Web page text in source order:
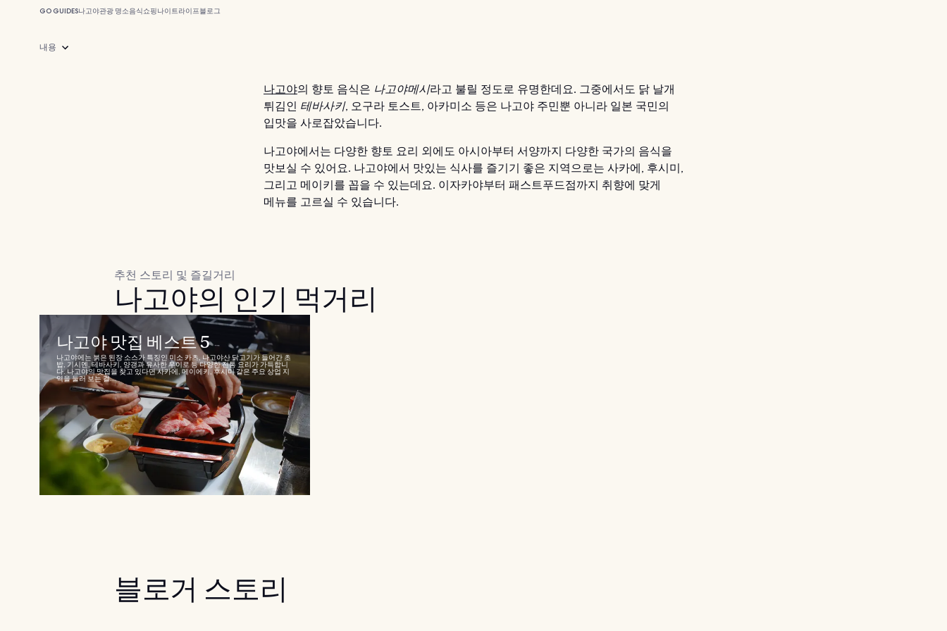
GO GUIDES나고야관광 명소음식쇼핑나이트라이프블로그
내용
나고야의 향토 음식은 나고야메시라고 불릴 정도로 유명한데요. 그중에서도 닭 날개
튀김인 테바사키, 오구라 토스트, 아카미소 등은 나고야 주민뿐 아니라 일본 국민의
입맛을 사로잡았습니다.
나고야에서는 다양한 향토 요리 외에도 아시아부터 서양까지 다양한 국가의 음식을
맛보실 수 있어요. 나고야에서 맛있는 식사를 즐기기 좋은 지역으로는 사카에, 후시미,
그리고 메이키를 꼽을 수 있는데요. 이자카야부터 패스트푸드점까지 취향에 맞게
메뉴를 고르실 수 있습니다.
추천 스토리 및 즐길거리
나고야의 인기 먹거리
나고야 맛집 베스트 5
나고야에는 붉은 된장 소스가 특징인 미소 카츠, 나고야산 닭고기가 들어간 초
밥, 기시멘, 테바사키, 양갱과 유사한 우이로 등 다양한 전통 요리가 가득합니
다. 나고야의 맛집을 찾고 있다면 사카에, 메이에키, 후시미 같은 주요 상업 지
역을 둘러 보는 걸...
블로거 스토리